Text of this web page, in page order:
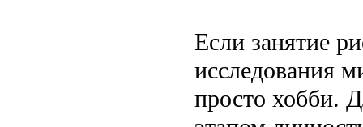
Если занятие
исследования
просто хобби.